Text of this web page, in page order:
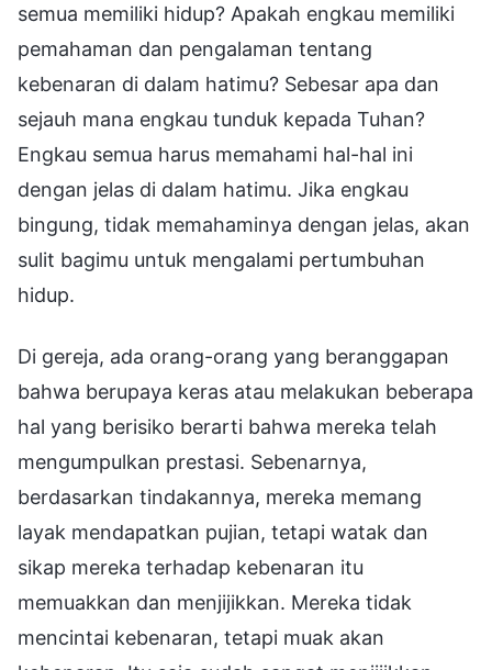
semua memiliki hidup? Apakah engkau memiliki
pemahaman dan pengalaman tentang
kebenaran di dalam hatimu? Sebesar apa dan
sejauh mana engkau tunduk kepada Tuhan?
Engkau semua harus memahami hal-hal ini
dengan jelas di dalam hatimu. Jika engkau
bingung, tidak memahaminya dengan jelas, akan
sulit bagimu untuk mengalami pertumbuhan
hidup.
Di gereja, ada orang-orang yang beranggapan
bahwa berupaya keras atau melakukan beberapa
hal yang berisiko berarti bahwa mereka telah
mengumpulkan prestasi. Sebenarnya,
berdasarkan tindakannya, mereka memang
layak mendapatkan pujian, tetapi watak dan
sikap mereka terhadap kebenaran itu
memuakkan dan menjijikkan. Mereka tidak
mencintai kebenaran, tetapi muak akan